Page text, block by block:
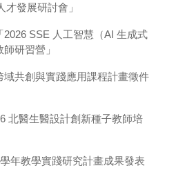
發展研討會」
2026 SSE 人工智慧（AI 生成式
研習營」
域共創與實踐應用課程計畫徵件
北醫生醫設計創新種子教師培
年教學實踐研究計畫成果發表